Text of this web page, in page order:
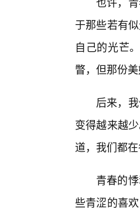
于那些若有
自己的光芒
瞥，但那份
后来，
变得越来越
道，我们都
青春的
些青涩的喜